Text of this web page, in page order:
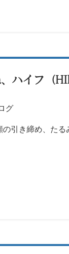
ハイフ（
グ
の引き締め、た